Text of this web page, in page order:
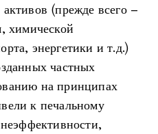
(прежде всего –
химической
энергетики и т.д.)
частных
на принципах
к печальному